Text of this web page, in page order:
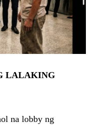
LALAKING
na lobby ng